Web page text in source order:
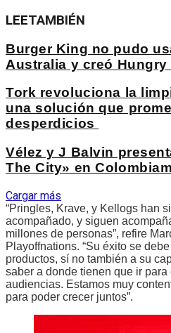
LEETAMBIÉN
Burger King no pudo
Australia y creó Hungry
Tork revoluciona la
una solución que
desperdicios
Vélez y J Balvin
The City» en
Cargar más
“Pringles, Krave, y Kellogs han
acompañado, y siguen
millones de personas”, refire
Playoffnations. “Su éxito se
productos, sí no también a su
saber a donde tienen que ir
audiencias. Estamos muy
para poder crecer juntos”.